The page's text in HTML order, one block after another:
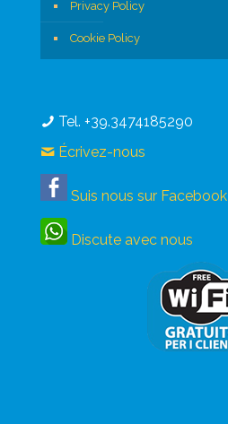
Privacy Policy
Cookie Policy
Tel. +39.3474185290
Écrivez-nous
Suis nous sur Facebook
Discute avec nous